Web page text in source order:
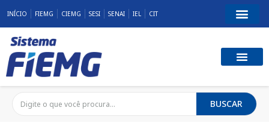
INÍCIO FIEMG CIEMG SESI SENAI IEL CIT
BUSCAR